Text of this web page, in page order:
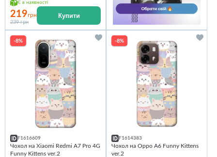
Є в наявності
219грн
239 грн
Купити
-8%
F1616609
Чохол на Xiaomi Redmi A7 Pro 4G
Funny Kittens ver.2
-8%
F1614383
Чохол на Oppo A6 Funny Kittens
ver.2